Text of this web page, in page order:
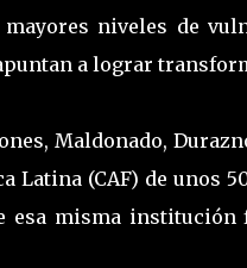
niveles de
a lograr
Maldonado,
Latina (CAF) de unos
esa misma institución